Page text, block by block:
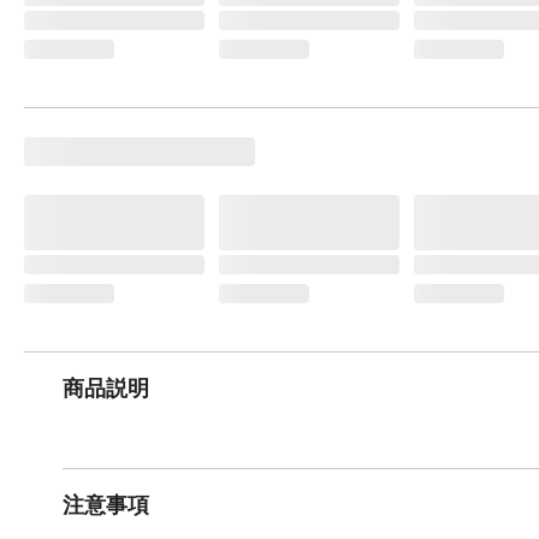
商品説明
注意事項